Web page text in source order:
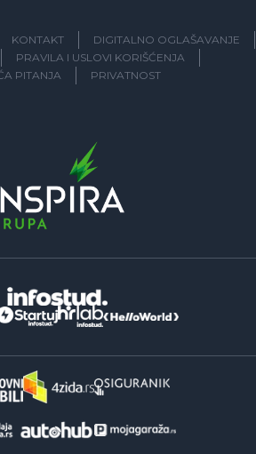
KONTAKT
DIGITALNO OGLAŠAVANJE
PRAVILA I USLOVI KORIŠĆENJA
PITANJA
PRIVATNOST